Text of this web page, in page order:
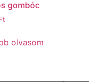
gombóc
olvasom